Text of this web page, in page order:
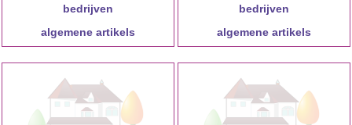
bedrijven
algemene artikels
bedrijven
algemene artikels